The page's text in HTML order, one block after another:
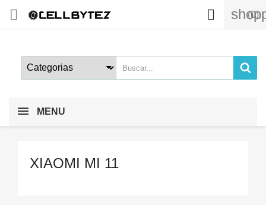
 (0)

MENU
XIAOMI MI 11